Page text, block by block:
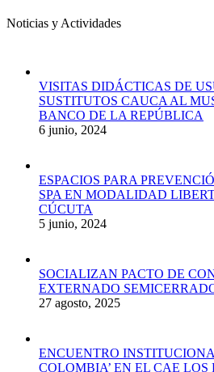
Noticias y Actividades
VISITAS DIDÁCTICAS DE
SUSTITUTOS CAUCA AL
BANCO DE LA REPÚBLICA
6 junio, 2024
ESPACIOS PARA
SPA EN MODALIDAD
CÚCUTA
5 junio, 2024
SOCIALIZAN PACTO DE
EXTERNADO
27 agosto, 2025
ENCUENTRO
COLOMBIA’ EN EL CAE LOS